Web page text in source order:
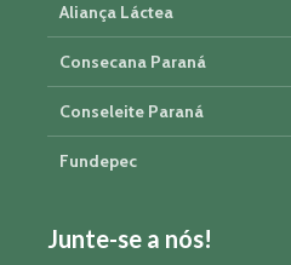
Aliança Láctea
Consecana Paraná
Conseleite Paraná
Fundepec
Junte-se a nós!